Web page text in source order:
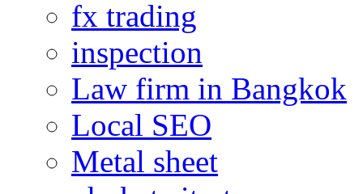
fx trading
inspection
Law firm in Bangkok
Local SEO
Metal sheet